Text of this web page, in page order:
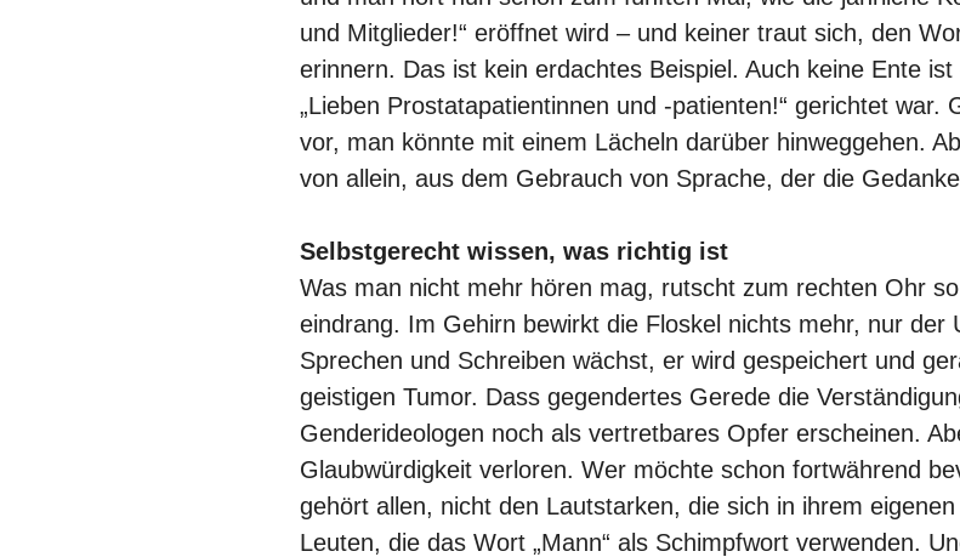
und Mitglieder!“ eröffnet wird – und keiner traut sich, den
erinnern. Das ist kein erdachtes Beispiel. Auch keine Ente
„Lieben Prostatapatientinnen und -patienten!“ gerichtet war.
vor, man könnte mit einem Lächeln darüber hinweggehen.
von allein, aus dem Gebrauch von Sprache, der die
Selbstgerecht wissen, was richtig ist
Was man nicht mehr hören mag, rutscht zum rechten Ohr
eindrang. Im Gehirn bewirkt die Floskel nichts mehr, nur der
Sprechen und Schreiben wächst, er wird gespeichert und
geistigen Tumor. Dass gegendertes Gerede die
Genderideologen noch als vertretbares Opfer erscheinen.
Glaubwürdigkeit verloren. Wer möchte schon fortwährend
gehört allen, nicht den Lautstarken, die sich in ihrem
Leuten, die das Wort „Mann“ als Schimpfwort verwenden.